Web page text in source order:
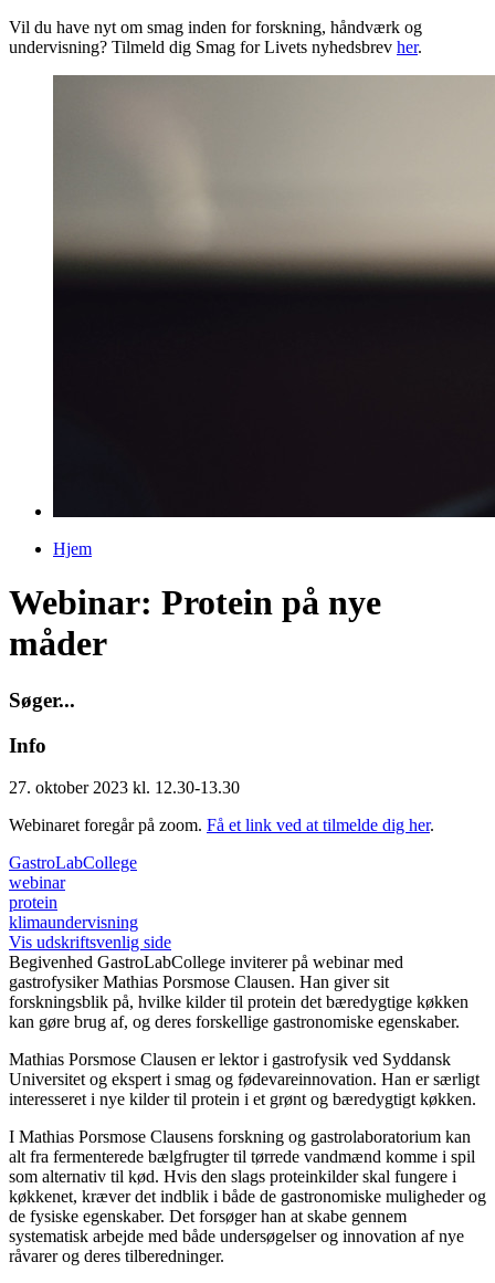
Vil du have nyt om smag inden for forskning, håndværk og
undervisning? Tilmeld dig Smag for Livets nyhedsbrev her.
Hjem
Webinar: Protein på nye
måder
Søger...
Info
27. oktober 2023 kl. 12.30-13.30
Webinaret foregår på zoom. Få et link ved at tilmelde dig her.
GastroLabCollege
webinar
protein
klimaundervisning
Vis udskriftsvenlig side
Begivenhed GastroLabCollege inviterer på webinar med
gastrofysiker Mathias Porsmose Clausen. Han giver sit
forskningsblik på, hvilke kilder til protein det bæredygtige køkken
kan gøre brug af, og deres forskellige gastronomiske egenskaber.
Mathias Porsmose Clausen er lektor i gastrofysik ved Syddansk
Universitet og ekspert i smag og fødevareinnovation. Han er særligt
interesseret i nye kilder til protein i et grønt og bæredygtigt køkken.
I Mathias Porsmose Clausens forskning og gastrolaboratorium kan
alt fra fermenterede bælgfrugter til tørrede vandmænd komme i spil
som alternativ til kød. Hvis den slags proteinkilder skal fungere i
køkkenet, kræver det indblik i både de gastronomiske muligheder og
de fysiske egenskaber. Det forsøger han at skabe gennem
systematisk arbejde med både undersøgelser og innovation af nye
råvarer og deres tilberedninger.